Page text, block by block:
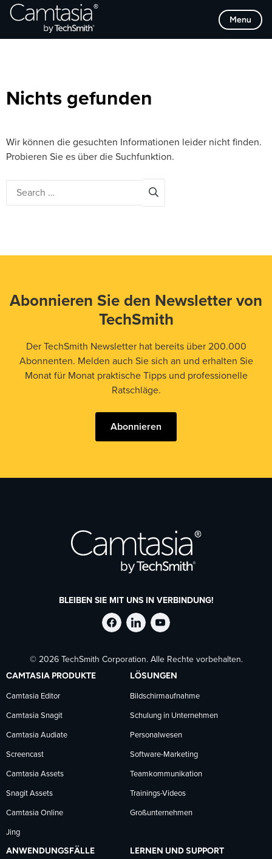
Direkt
zum
Menu
Browse Categories
Nichts gefunden
Wir können die gesuchten Informationen leider nicht finden.
Probieren Sie es über die Suchfunktion.
Abonnieren Sie den Newsletter von
TechSmith
Der TechSmith Newsletter hat bereits über 200.000
Abonnenten. Melden auch Sie sich an und erhalten Sie
Monat für Monat praktische Tipps und professionelle
Ratschläge.
Abonnieren
BLEIBEN SIE MIT UNS IN VERBINDUNG!
TechSmith
auf
Facebook
folgen
TechSmith
auf
LinkedIn
folgen
TechSmith
auf
YouTube
folgen
© 2026 TechSmith Corporation. Alle Rechte vorbehalten.
CAMTASIA PRODUKTE
Camtasia Editor
Camtasia Snagit
Camtasia Audiate
Screencast
Camtasia Assets
Snagit Assets
Camtasia Online
Jing
LÖSUNGEN
Bildschirmaufnahme
Schulung in Unternehmen
Personalwesen
Software-Marketing
Teamkommunikation
Trainings-Videos
Großunternehmen
ANWENDUNGSFÄLLE LERNEN UND SUPPORT